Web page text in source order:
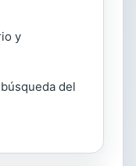
y
del